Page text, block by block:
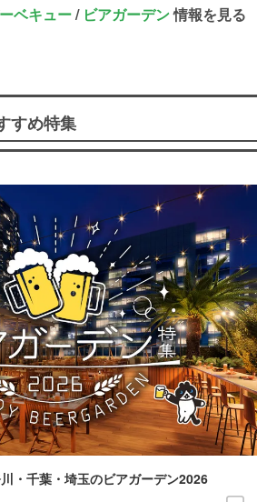
ベキュー/ ビアガーデン情報を見る
すめ特集
・千葉・埼玉のビアガーデン2026